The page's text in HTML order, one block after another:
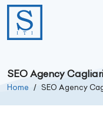
SEO Agency Cagliari
Home SEO Agency